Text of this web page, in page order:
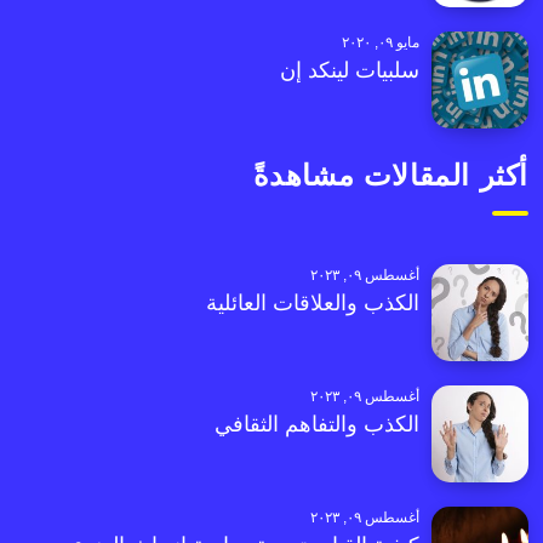
مايو ٠٩, ٢٠٢٠
سلبيات لينكد إن
أكثر المقالات مشاهدةً
أغسطس ٠٩, ٢٠٢٣
الكذب والعلاقات العائلية
أغسطس ٠٩, ٢٠٢٣
الكذب والتفاهم الثقافي
أغسطس ٠٩, ٢٠٢٣